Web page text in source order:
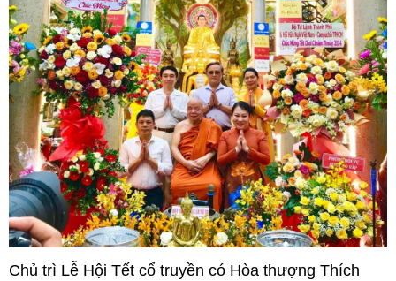
Chủ trì Lễ Hội Tết cổ truyền có Hòa thượng Thích